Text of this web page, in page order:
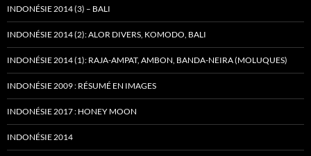
INDONÉSIE 2014 (3) – BALI
INDONÉSIE 2014 (2): ALOR DIVERS, KOMODO, BALI
INDONÉSIE 2014 (1): RAJA-AMPAT, AMBON, BANDA-NEIRA (MOLUQUES)
INDONÉSIE 2009 : RÉSUMÉ EN IMAGES
INDONÉSIE 2017 : HONEY MOON
INDONÉSIE 2014